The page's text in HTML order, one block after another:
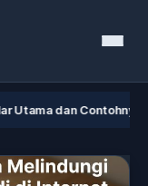
Menu
Contohnya